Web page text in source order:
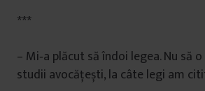
***
– Mi‑a plăcut să îndoi legea. Nu să
studii avocăţești, la câte legi am